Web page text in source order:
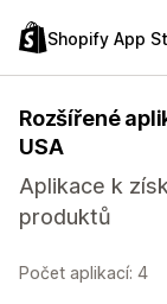
Shopify App
Rozšířené
USA
Aplikace k
produktů
Počet aplikací: 4